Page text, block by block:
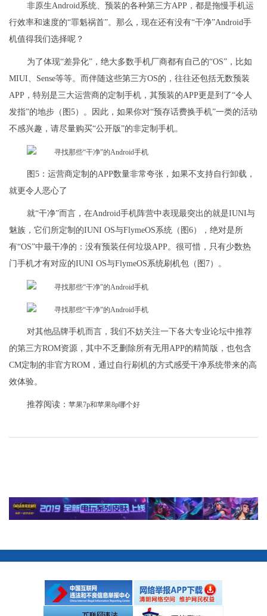
非原生Android系统、预装的各种第三方APP，都是拖慢手机运
行效率和速度的“罪魁祸首”。那么，现在还有没有“干净”Android手
机值得我们选择呢？
为了体现“差异化”，绝大多数手机厂商都有自己的“OS”，比如
MIUI、Sense等等。而伴随这些第三方OS的，往往还包括无数预装
APP，特别是三大运营商的定制手机，其预装的APP更是到了“令人
发指”的地步（图5）。因此，如果你对“预存话费换手机”一类的活动
不感兴趣，请尽量购买“公开版”的非定制手机。
图5：运营商定制的APP数量非常夸张，如果不支持自行卸载，
就更令人恶心了
就“干净”而言，在Android手机阵营中表现最突出的就是IUNI与
魅族，它们所定制的IUNI OS与FlymeOS系统（图6），绝对是所
有“OS”中最干净的：没有预装任何垃圾APP。很可惜，只有少数热
门手机才有对应的IUNI OS与FlymeOS系统刷机包（图7）。
对其他品牌手机而言，我们不妨关注一下各大专业论坛中推荐
的第三方ROM资源，其中不乏删除所有无用APP的精简版，也包含
CM定制的非官方ROM，通过自行刷机的方式感受干净系统带来的高
效体验。
推荐阅读： 苹果7p和苹果8p哪个好